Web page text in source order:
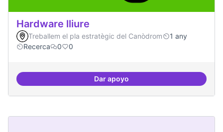
Hardware lliure
Treballem el pla estratègic del Canòdrom
1 any
Recerca
0 0
Dar apoyoHardware lliure